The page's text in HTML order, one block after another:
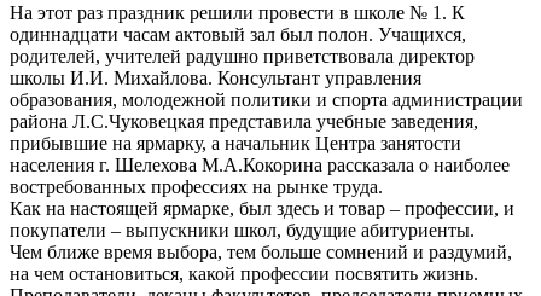
На этот раз праздник решили провести в школе № 1. К
одиннадцати часам актовый зал был полон. Учащихся,
родителей, учителей радушно приветствовала директор
школы И.И. Михайлова. Консультант управления
образования, молодежной политики и спорта администрации
района Л.С.Чуковецкая представила учебные заведения,
прибывшие на ярмарку, а начальник Центра занятости
населения г. Шелехова М.А.Кокорина рассказала о наиболее
востребованных профессиях на рынке труда.
Как на настоящей ярмарке, был здесь и товар – профессии, и
покупатели – выпускники школ, будущие абитуриенты.
Чем ближе время выбора, тем больше сомнений и раздумий,
на чем остановиться, какой профессии посвятить жизнь.